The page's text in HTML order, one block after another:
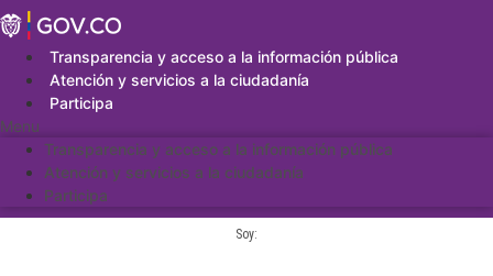
Saltar
al
contenidoTransparencia y acceso a la información pública
Atención y servicios a la ciudadanía
Participa
Menu
Transparencia y acceso a la información pública
Atención y servicios a la ciudadanía
Participa
Soy: